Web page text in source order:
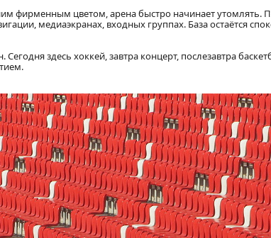
фирменным цветом, арена быстро начинает утомлять.
медиаэкранах, входных группах. База остаётся
здесь хоккей, завтра концерт, послезавтра